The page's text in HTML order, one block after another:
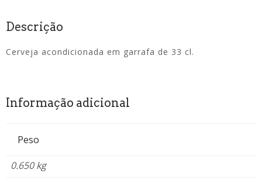
Descrição
Cerveja acondicionada em garrafa de 33 cl.
Informação adicional
Peso
0.650 kg